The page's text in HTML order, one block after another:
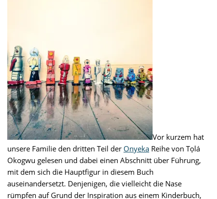
Vor kurzem hat
unsere Familie den dritten Teil der Onyeka Reihe von Tọlá
Okogwu gelesen und dabei einen Abschnitt über Führung,
mit dem sich die Hauptfigur in diesem Buch
auseinandersetzt. Denjenigen, die vielleicht die Nase
rümpfen auf Grund der Inspiration aus einem Kinderbuch,